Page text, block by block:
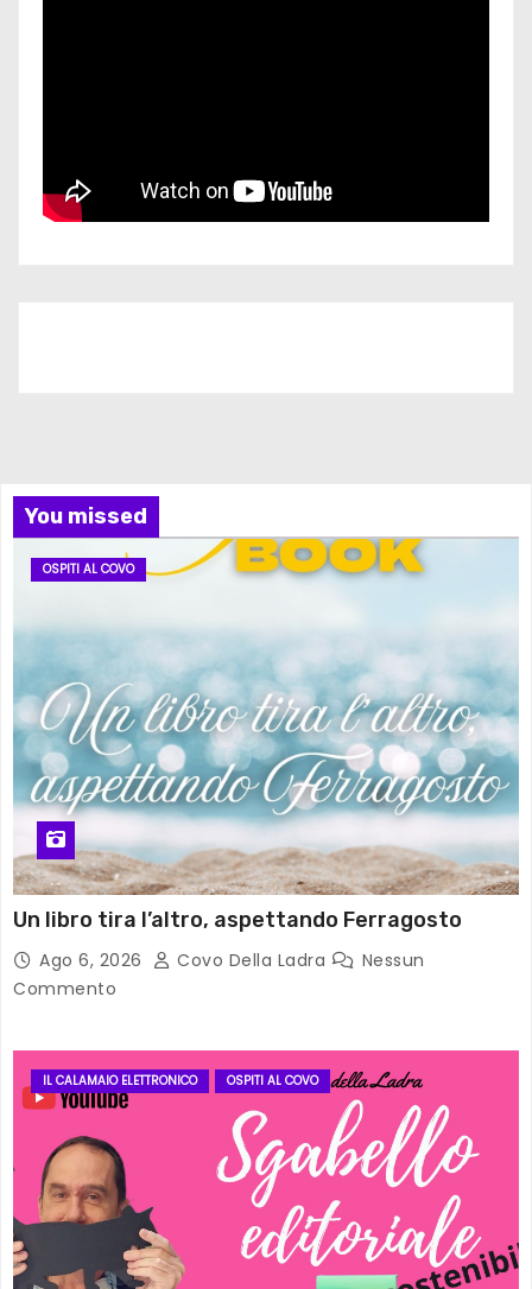
You missed
OSPITI AL COVO
Un libro tira l’altro, aspettando Ferragosto
Ago 6, 2026 Covo Della Ladra
Nessun
Commento
IL CALAMAIO ELETTRONICO OSPITI AL COVO